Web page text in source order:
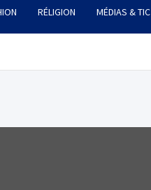
RÉLIGION MÉDIAS & TIC